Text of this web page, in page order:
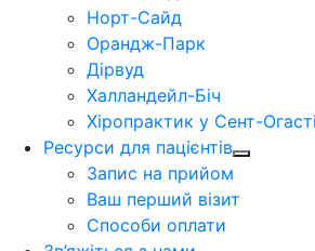
Норт-Сайд
Орандж-Парк
Дірвуд
Халландейл-Біч
Хіропрактик у Сент-
Ресурси для пацієнтів
Запис на прийом
Ваш перший візит
Способи оплати